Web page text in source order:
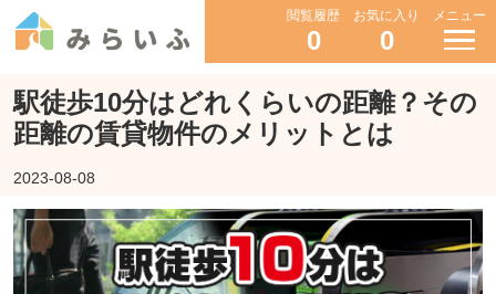
閲覧履歴
0
お気に入り
0
メニュー
駅徒歩10分はどれくらいの距離？その
距離の賃貸物件のメリットとは
2023-08-08